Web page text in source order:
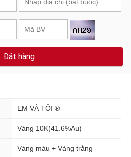
Đặt hàng
EM VÀ TÔI ®
Vàng 10K(41.6%Au)
Vàng màu + Vàng trắng